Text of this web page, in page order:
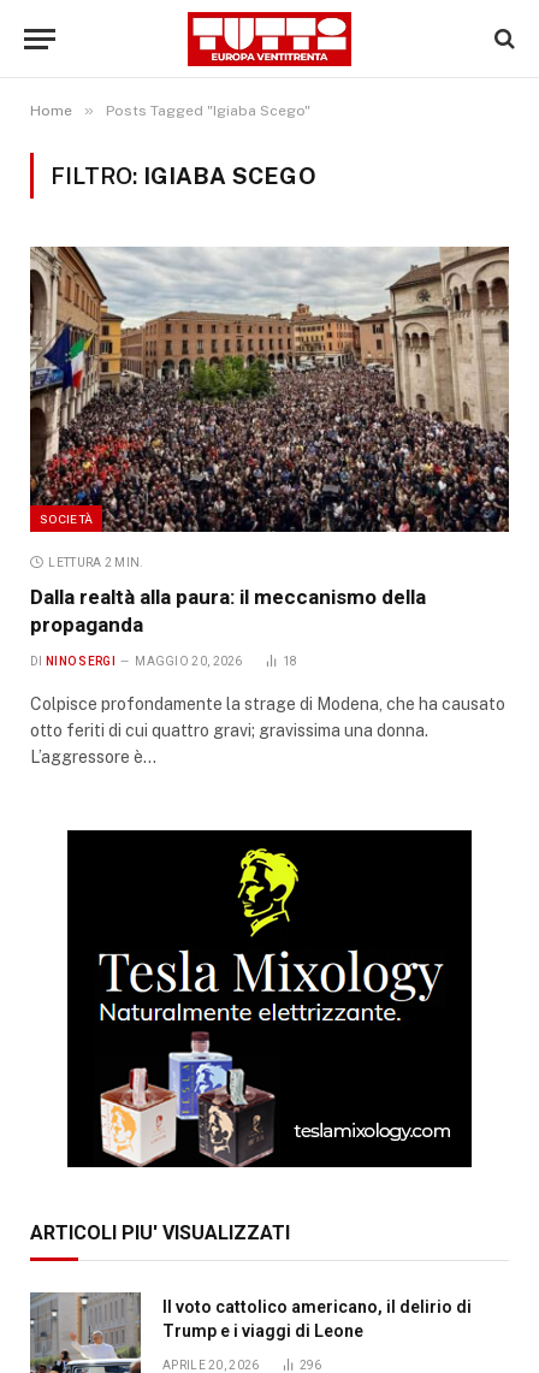
Home » Posts Tagged "Igiaba Scego"
FILTRO: IGIABA SCEGO
SOCIETÀ
LETTURA 2 MIN.
Dalla realtà alla paura: il meccanismo della
propaganda
DI NINO SERGI MAGGIO 20, 2026 18
Colpisce profondamente la strage di Modena, che ha causato
otto feriti di cui quattro gravi; gravissima una donna.
L’aggressore è…
ARTICOLI PIU' VISUALIZZATI
Il voto cattolico americano, il delirio di
Trump e i viaggi di Leone
APRILE 20, 2026 296